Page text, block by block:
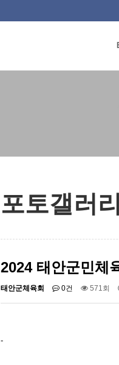
포토갤러리
2024 태안군민체
태안군체육회 0건 571회
-